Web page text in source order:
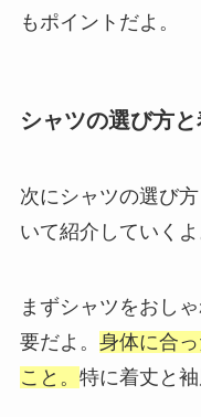
もポイントだよ。
シャツの選び方
次にシャツの選び
いて紹介していくよ
まずシャツをおし
要だよ。 身体に合
こと。 特に着丈と